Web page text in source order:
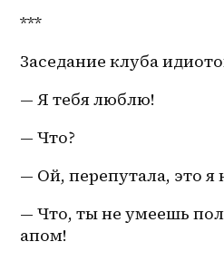
***
Заседание клуба
— Я тебя люблю!
— Что?
— Ой, перепутала, это я
— Что, ты не умеешь
апом!